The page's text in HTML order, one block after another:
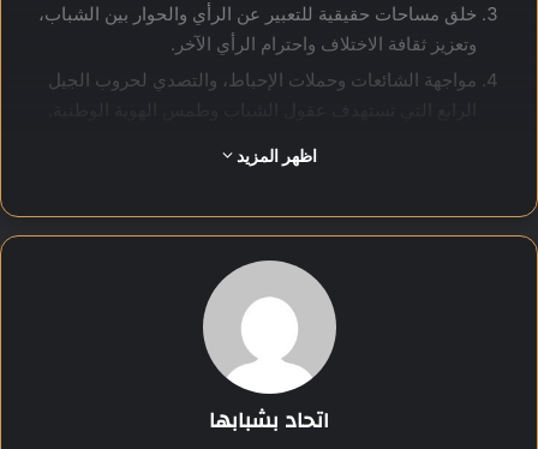
خلق مساحات حقيقية للتعبير عن الرأي والحوار بين الشباب،
وتعزيز ثقافة الاختلاف واحترام الرأي الآخر.
مواجهة الشائعات وحملات الإحباط، والتصدي لحروب الجيل
استثمار طاقات الشباب في العمل التطوعي والمجتمعي
العمل على إيصال صوت الشباب وصور نجاحاتهم إلى الإعلام،
وتسليط الضوء على النماذج المشرفة في كل المجالات.
استدامة العمل وتوفير موارد كافية لدعم المبادرات
والمشروعات وتحقيق أثر حقيقي وملموس في الشارع
اظهر المزيد
اتحاد بشبابها